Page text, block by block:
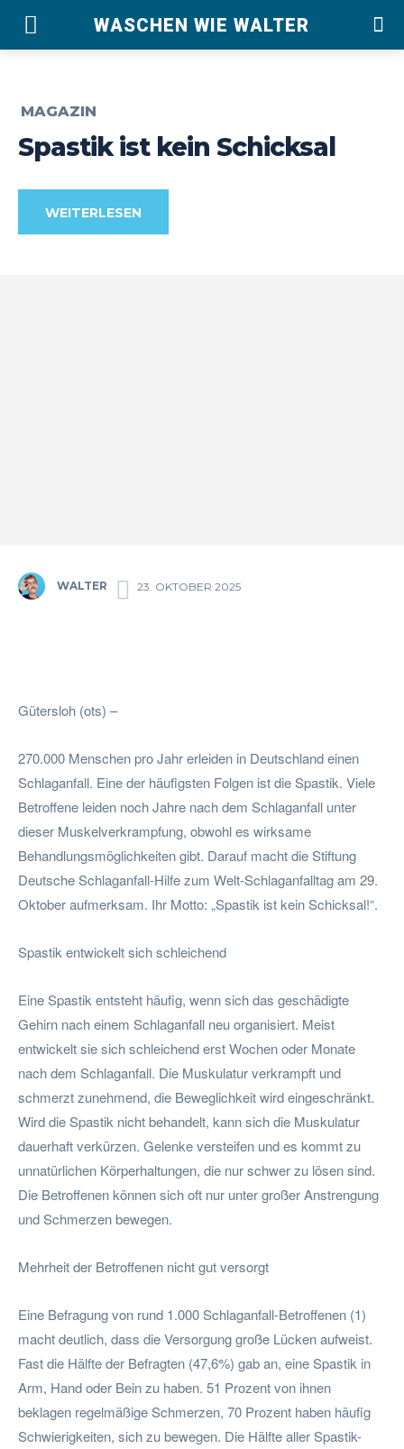
WASCHEN WIE WALTER
MAGAZIN
Spastik ist kein Schicksal
WEITERLESEN
WALTER 23. OKTOBER 2025
Gütersloh (ots) –
270.000 Menschen pro Jahr erleiden in Deutschland einen
Schlaganfall. Eine der häufigsten Folgen ist die Spastik. Viele
Betroffene leiden noch Jahre nach dem Schlaganfall unter
dieser Muskelverkrampfung, obwohl es wirksame
Behandlungsmöglichkeiten gibt. Darauf macht die Stiftung
Deutsche Schlaganfall-Hilfe zum Welt-Schlaganfalltag am 29.
Oktober aufmerksam. Ihr Motto: „Spastik ist kein Schicksal!“.
Spastik entwickelt sich schleichend
Eine Spastik entsteht häufig, wenn sich das geschädigte
Gehirn nach einem Schlaganfall neu organisiert. Meist
entwickelt sie sich schleichend erst Wochen oder Monate
nach dem Schlaganfall. Die Muskulatur verkrampft und
schmerzt zunehmend, die Beweglichkeit wird eingeschränkt.
Wird die Spastik nicht behandelt, kann sich die Muskulatur
dauerhaft verkürzen. Gelenke versteifen und es kommt zu
unnatürlichen Körperhaltungen, die nur schwer zu lösen sind.
Die Betroffenen können sich oft nur unter großer Anstrengung
und Schmerzen bewegen.
Mehrheit der Betroffenen nicht gut versorgt
Eine Befragung von rund 1.000 Schlaganfall-Betroffenen (1)
macht deutlich, dass die Versorgung große Lücken aufweist.
Fast die Hälfte der Befragten (47,6%) gab an, eine Spastik in
Arm, Hand oder Bein zu haben. 51 Prozent von ihnen
beklagen regelmäßige Schmerzen, 70 Prozent haben häufig
Schwierigkeiten, sich zu bewegen. Die Hälfte aller Spastik-